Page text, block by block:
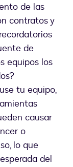
de las
contratos y
de
equipos los
tu equipo,
causar
o
lo que
del